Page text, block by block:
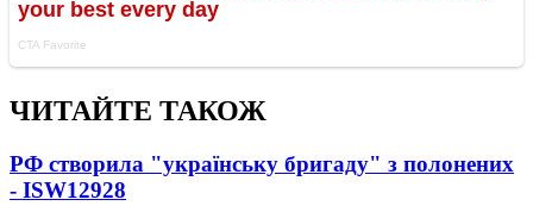
ЧИТАЙТЕ ТАКОЖ
РФ створила "українську бригаду" з полонених
- ISW12928